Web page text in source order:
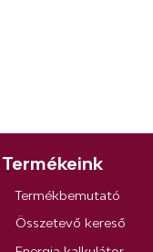
Termékeink
Termékbemutató
Összetevő kereső